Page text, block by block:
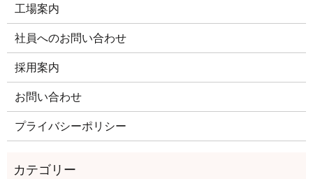
工場案内
社員へのお問い合わせ
採用案内
お問い合わせ
プライバシーポリシー